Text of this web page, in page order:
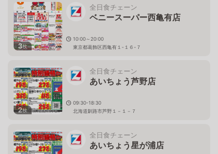
3枚
全日食チェーン
ベニースーパー西亀有店
10:00～20:00
東京都葛飾区西亀有１-１６-７
2枚
全日食チェーン
あいちょう芦野店
09:30-18:30
北海道釧路市芦野１－１－７
全日食チェーン
あいちょう星が浦店